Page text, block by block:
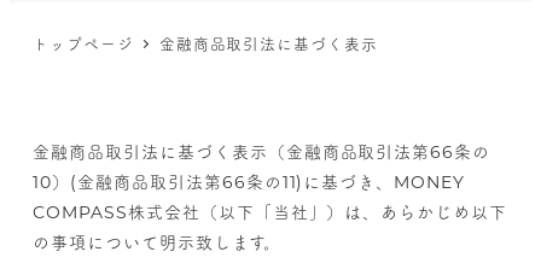
トップページ 金融商品取引法に基づく表示
金融商品取引法に基づく表示（金融商品取引法第66条の
10）(金融商品取引法第66条の11)に基づき、MONEY
COMPASS株式会社（以下「当社」）は、あらかじめ以下
の事項について明示致します。